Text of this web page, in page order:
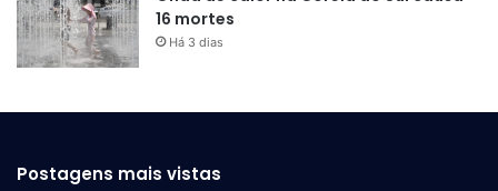
16 mortes
Há 3 dias
Postagens mais vistas